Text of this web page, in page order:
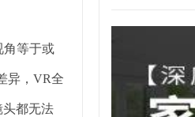
角等于或
异，VR全
头都无法